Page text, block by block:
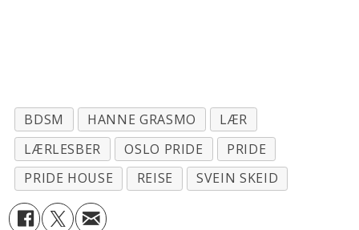
BDSM HANNE GRASMO
LÆR
LÆRLESBER
OSLO PRIDE
PRIDE
PRIDE HOUSE
REISE SVEIN SKEID